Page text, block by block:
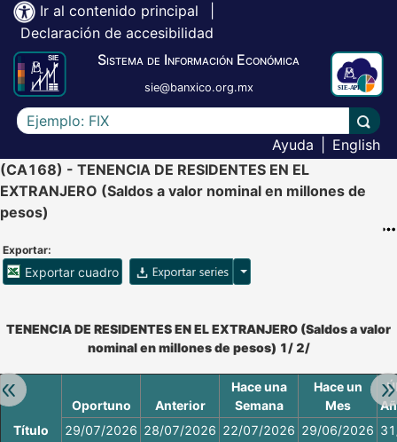
Ir al contenido principal
Declaración de accesibilidad
Sistema de Información Económica
sie@banxico.org.mx
Escriba el texto a buscar
Ayuda
English
(CA168) - TENENCIA DE RESIDENTES EN EL
EXTRANJERO (Saldos a valor nominal en millones de
pesos)
Exportar:
Exportar cuadro Opciones para exportar
Retroceder:
Accesibilidad de Cuadros Analíticos, al exportar el cuadro
TENENCIA DE RESIDENTES EN EL EXTRANJERO (Saldos a valor
nominal en millones de pesos) 1/ 2/
Título
Oportuno Anterior
Hace una
Semana
Hace un
Mes
29/07/2026 28/07/2026 22/07/2026 29/06/2026